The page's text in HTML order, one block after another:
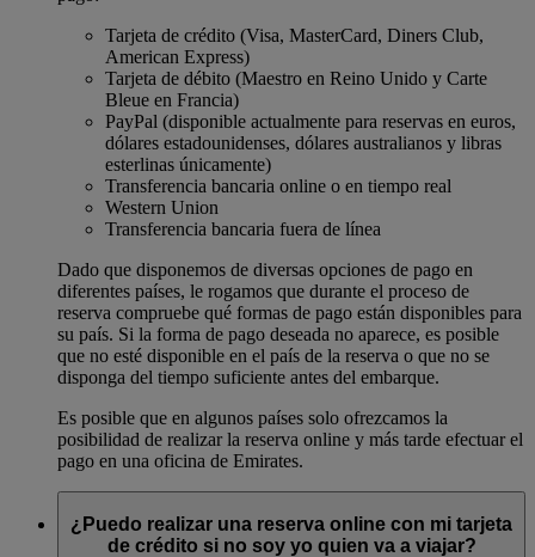
Tarjeta de crédito (Visa, MasterCard, Diners Club,
American Express)
Tarjeta de débito (Maestro en Reino Unido y Carte
Bleue en Francia)
PayPal (disponible actualmente para reservas en euros,
dólares estadounidenses, dólares australianos y libras
esterlinas únicamente)
Transferencia bancaria online o en tiempo real
Western Union
Transferencia bancaria fuera de línea
Dado que disponemos de diversas opciones de pago en
diferentes países, le rogamos que durante el proceso de
reserva compruebe qué formas de pago están disponibles para
su país. Si la forma de pago deseada no aparece, es posible
que no esté disponible en el país de la reserva o que no se
disponga del tiempo suficiente antes del embarque.
Es posible que en algunos países solo ofrezcamos la
posibilidad de realizar la reserva online y más tarde efectuar el
pago en una oficina de Emirates.
¿Puedo realizar una reserva online con mi tarjeta
de crédito si no soy yo quien va a viajar?